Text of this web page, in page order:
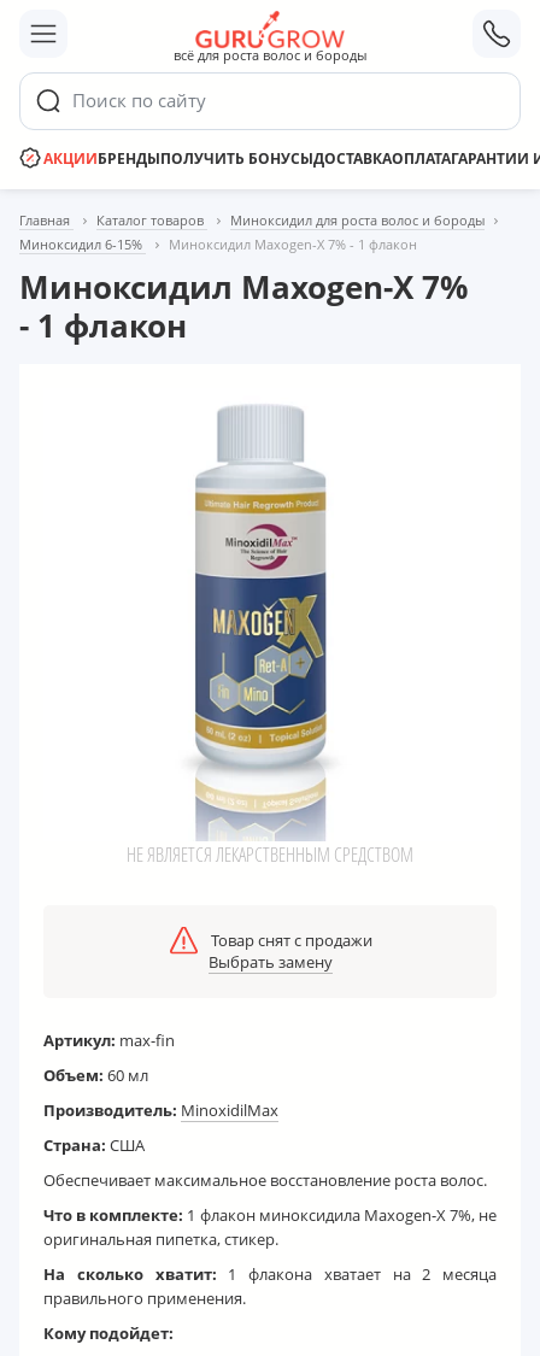
всё для роста волос и бороды
Поиск по сайту
АКЦИИБРЕНДЫПОЛУЧИТЬ БОНУСЫДОСТАВКАОПЛАТАГАРАНТИИ
Главная Каталог товаров
Миноксидил для роста волос и бороды
Миноксидил 6-15%
Миноксидил Maxogen-Х 7% - 1 флакон
Миноксидил Maxogen-Х 7%
- 1 флакон
НЕ ЯВЛЯЕТСЯ ЛЕКАРСТВЕННЫМ СРЕДСТВОМ
Товар снят с продажи
Выбрать замену
Артикул: max-fin
Объем: 60 мл
Производитель: MinoxidilMax
Страна: США
Обеспечивает максимальное восстановление роста волос.
Что в комплекте: 1 флакон миноксидила Maxogen-Х 7%, не
оригинальная пипетка, стикер.
На сколько хватит: 1 флакона хватает на 2 месяца
правильного применения.
Кому подойдет: